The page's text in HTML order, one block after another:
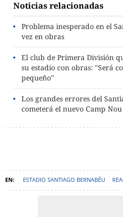
Noticias relacionadas
Problema inesperado en el
vez en obras
El club de Primera División
su estadio con obras: "Será
pequeño"
Los grandes errores del
cometerá el nuevo Camp Nou
ESTADIO SANTIAGO BERNABÉU